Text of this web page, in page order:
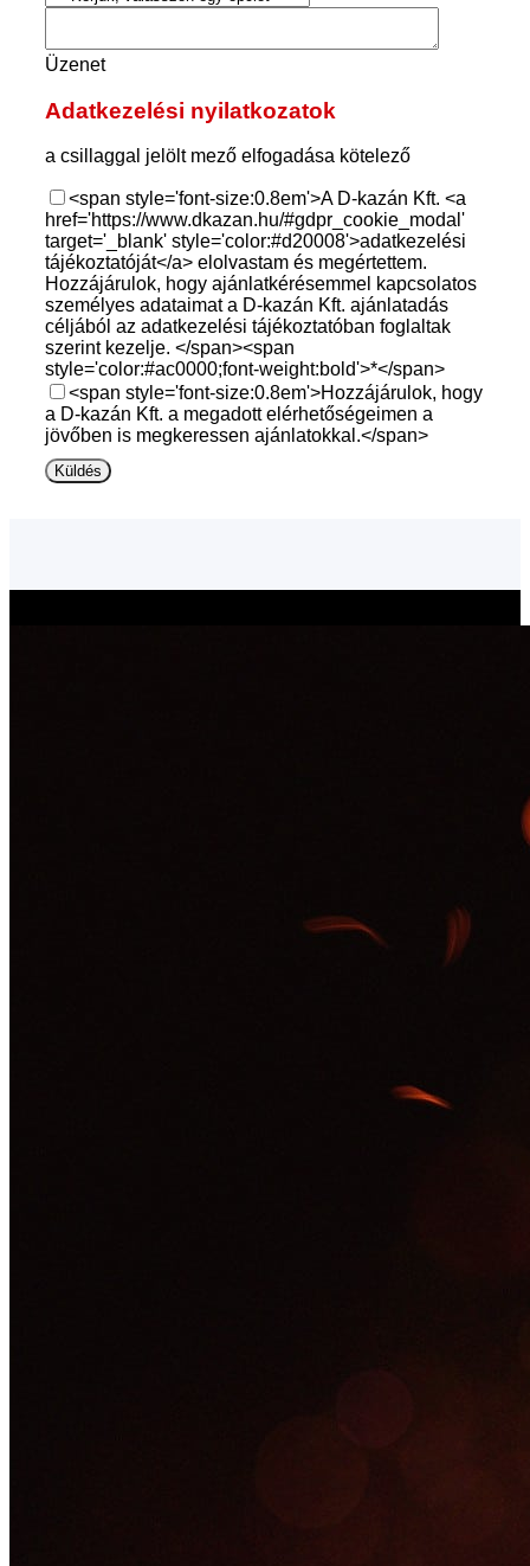
Üzenet
Adatkezelési nyilatkozatok
a csillaggal jelölt mező elfogadása kötelező
<span style='font-size:0.8em'>A D-kazán Kft. <a
href='https://www.dkazan.hu/#gdpr_cookie_modal'
target='_blank' style='color:#d20008'>adatkezelési
tájékoztatóját</a> elolvastam és megértettem.
Hozzájárulok, hogy ajánlatkérésemmel kapcsolatos
személyes adataimat a D-kazán Kft. ajánlatadás
céljából az adatkezelési tájékoztatóban foglaltak
szerint kezelje. </span><span
style='color:#ac0000;font-weight:bold'>*</span>
<span style='font-size:0.8em'>Hozzájárulok, hogy
a D-kazán Kft. a megadott elérhetőségeimen a
jövőben is megkeressen ajánlatokkal.</span>